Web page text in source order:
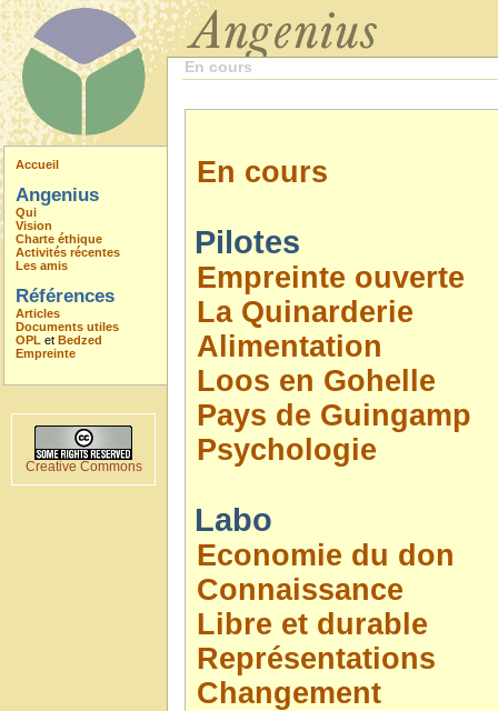
Accueil
Angenius
Qui
Vision
Charte éthique
Activités récentes
Les amis
Références
Articles
Documents utiles
OPL et Bedzed
Empreinte
Creative Commons
En cours
En cours
Pilotes
Empreinte ouverte
La Quinarderie
Alimentation
Loos en Gohelle
Pays de Guingamp
Psychologie
Labo
Economie du don
Connaissance
Libre et durable
Représentations
Changement